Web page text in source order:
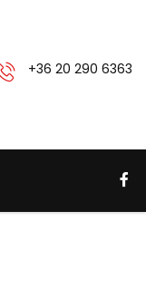
+36 20 290 6363